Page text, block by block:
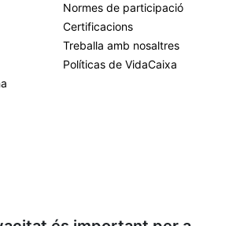
Normes de participació
Certificacions
Treballa amb nosaltres
Políticas de VidaCaixa